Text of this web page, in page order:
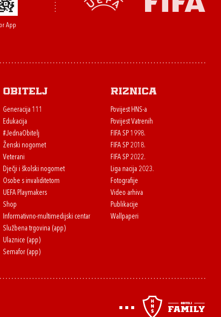
App
Obitelj
Generacija 111
Edukacija
#JednaObitelj
Ženski nogomet
Veterani
Dječji i školski nogomet
Osobe s invaliditetom
UEFA Playmakers
Shop
Informativno-multimedijski centar
Službena trgovina (app)
Ulaznice (app)
Semafor (app)
Riznica
Povijest HNS-a
Povijest Vatrenih
FIFA SP 1998.
FIFA SP 2018.
FIFA SP 2022.
Liga nacija 2023.
Fotografije
Video arhiva
Publikacije
Wallpaperi